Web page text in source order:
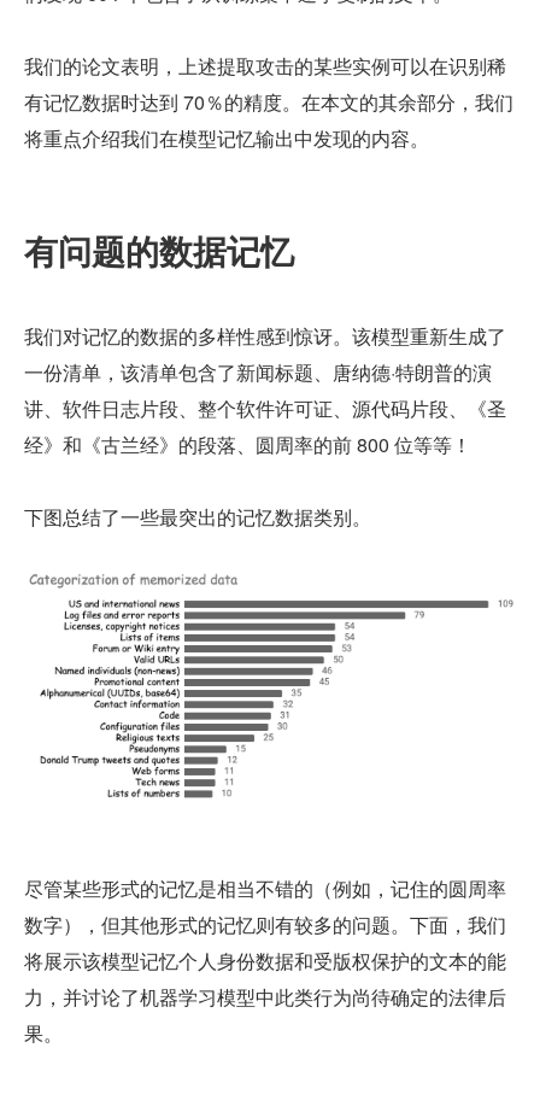
我们的论文表明，上述提取攻击的某些实例可以在识别稀
有记忆数据时达到 70％的精度。在本文的其余部分，我们
将重点介绍我们在模型记忆输出中发现的内容。
有问题的数据记忆
我们对记忆的数据的多样性感到惊讶。该模型重新生成了
一份清单，该清单包含了新闻标题、唐纳德·特朗普的演
讲、软件日志片段、整个软件许可证、源代码片段、《圣
经》和《古兰经》的段落、圆周率的前 800 位等等！
下图总结了一些最突出的记忆数据类别。
尽管某些形式的记忆是相当不错的（例如，记住的圆周率
数字），但其他形式的记忆则有较多的问题。下面，我们
将展示该模型记忆个人身份数据和受版权保护的文本的能
力，并讨论了机器学习模型中此类行为尚待确定的法律后
果。